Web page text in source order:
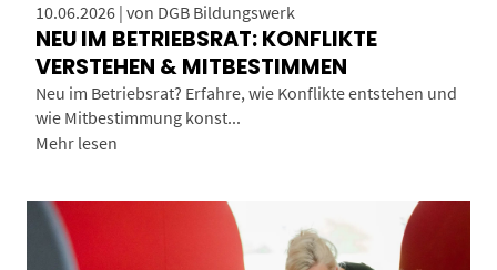
10.06.2026 | von DGB Bildungswerk
NEU IM BETRIEBSRAT: KONFLIKTE
VERSTEHEN & MITBESTIMMEN
Neu im Betriebsrat? Erfahre, wie Konflikte entstehen und
wie Mitbestimmung konst...
Mehr lesen